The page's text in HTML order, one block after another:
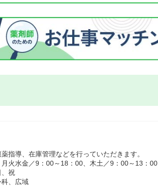
指導、在庫管理などを行っていただきます。
火水金／9：00～18：00、木土／9：00～13：00
、祝
、広域